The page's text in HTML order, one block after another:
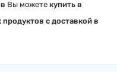
Вы можете купить в
с доставкой в